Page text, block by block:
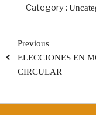
Category :
Previous
ELECCIONES EN
CIRCULAR